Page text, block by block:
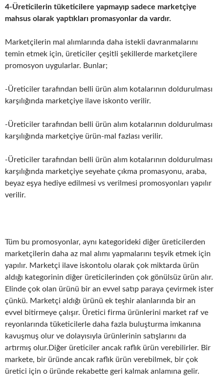
4-Üreticilerin tüketicilere yapmayıp sadece marketçiye
mahsus olarak yaptıkları promasyonlar da vardır.
Marketçilerin mal alımlarında daha istekli davranmalarını
temin etmek için, üreticiler çeşitli şekillerde marketçilere
promosyon uygularlar. Bunlar;
-Üreticiler tarafından belli ürün alım kotalarının doldurulması
karşılığında marketçiye ilave iskonto verilir.
-Üreticiler tarafından belli ürün alım kotalarının doldurulması
karşılığında marketçiye ürün-mal fazlası verilir.
-Üreticiler tarafından belli ürün alım kotalarının doldurulması
karşılığında marketçiye seyehate çıkma promasyonu, araba,
beyaz eşya hediye edilmesi vs verilmesi promosyonları yapılır
verilir.
Tüm bu promosyonlar, aynı kategorideki diğer üreticilerden
marketçilerin daha az mal alımı yapmalarını teşvik etmek için
yapılır. Marketçi ilave iskontolu olarak çok miktarda ürün
aldığı kategorinin diğer üreticilerinden çok gönülsüz ürün alır.
Elinde çok olan ürünü bir an evvel satıp paraya çevirmek ister
çünkü. Marketçi aldığı ürünü ek teşhir alanlarında bir an
evvel bitirmeye çalışır. Üretici firma ürünlerini market raf ve
reyonlarında tüketicilerle daha fazla buluşturma imkanına
kavuşmuş olur ve dolayısıyla ürünlerinin satışlarını da
artırmış olur.Diğer üreticiler ancak raflık ürün verebilirler. Bir
markete, bir üründe ancak raflık ürün verebilmek, bir çok
üretici için o üründe rekabette geri kalmak anlamına gelir.